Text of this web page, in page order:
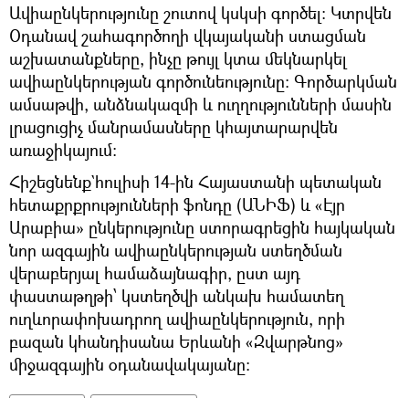
Ավիաընկերությունը շուտով կսկսի գործել։ Կտրվեն
Օդանավ շահագործողի վկայականի ստացման
աշխատանքները, ինչը թույլ կտա մեկնարկել
ավիաընկերության գործունեությունը: Գործարկման
ամսաթվի, անձնակազմի և ուղղությունների մասին
լրացուցիչ մանրամասները կհայտարարվեն
առաջիկայում:
Հիշեցնենք`հուլիսի 14-ին Հայաստանի պետական
հետաքրքրությունների ֆոնդը (ԱՆԻՖ) և «Էյր
Արաբիա» ընկերությունը ստորագրեցին հայկական
նոր ազգային ավիաընկերության ստեղծման
վերաբերյալ համաձայնագիր, ըստ այդ
փաստաթղթի՝ կստեղծվի անկախ համատեղ
ուղևորափոխադրող ավիաընկերություն, որի
բազան կհանդիսանա Երևանի «Զվարթնոց»
միջազգային օդանավակայանը։